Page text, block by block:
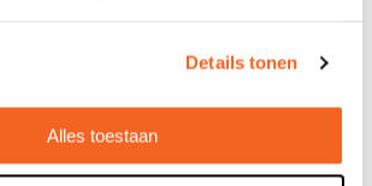
Details tonen
Alles toestaan